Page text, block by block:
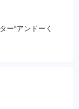
ー“アンドーく